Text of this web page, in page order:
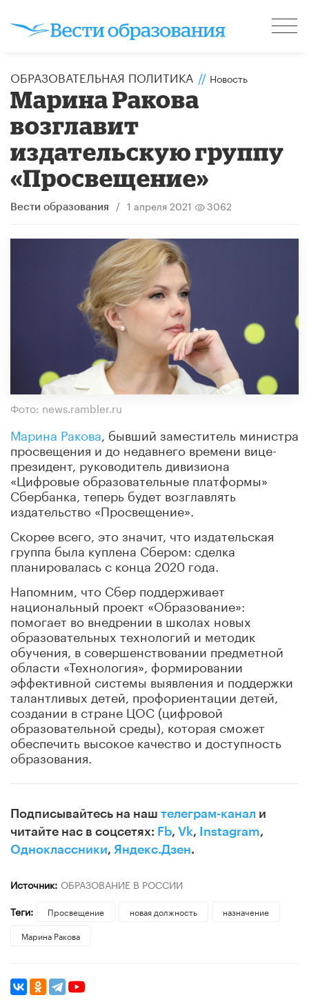
ОБРАЗОВАТЕЛЬНАЯ ПОЛИТИКА // Новость
Марина Ракова
возглавит
издательскую группу
«Просвещение»
Вести образования / 1 апреля 2021 3062
Фото: news.rambler.ru
Марина Ракова , бывший заместитель министра
просвещения и до недавнего времени вице-
президент, руководитель дивизиона
«Цифровые образовательные платформы»
Сбербанка, теперь будет возглавлять
издательство «Просвещение».
Скорее всего, это значит, что издательская
группа была куплена Сбером: сделка
планировалась с конца 2020 года.
Напомним, что Сбер поддерживает
национальный проект «Образование»:
помогает во внедрении в школах новых
образовательных технологий и методик
обучения, в совершенствовании предметной
области «Технология», формировании
эффективной системы выявления и поддержки
талантливых детей, профориентации детей,
создании в стране ЦОС (цифровой
образовательной среды), которая сможет
обеспечить высокое качество и доступность
образования.
Подписывайтесь на наш телеграм-канал и
читайте нас в соцсетях: Fb, Vk, Instagram,
Одноклассники, Яндекс.Дзен.
Источник: ОБРАЗОВАНИЕ В РОССИИ
Теги:
Просвещение новая должность
назначение
Марина Ракова